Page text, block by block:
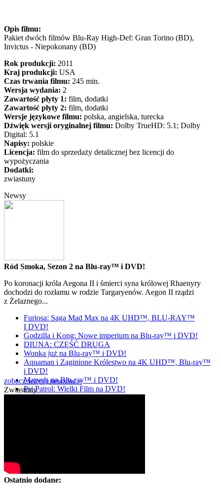
Opis filmu:
Pakiet dwóch filmów Blu-Ray High-Def: Gran Torino (BD),
Invictus - Niepokonany (BD)
Rok produkcji: 2011
Kraj produkcji: USA
Czas trwania filmu: 245 min.
Wersja wydania: 2
Zawartość płyty 1: film, dodatki
Zawartość płyty 2: film, dodatki
Wersje językowe filmu: polska, angielska, turecka
Dźwięk wersji oryginalnej filmu: Dolby TrueHD: 5.1; Dolby
Digital: 5.1
Napisy: polskie
Licencja: film do sprzedaży detalicznej bez licencji do
wypożyczania
Dodatki:
zwiastuny
Newsy
Ród Smoka, Sezon 2 na Blu-ray™ i DVD!
Po koronacji króla Aegona II i śmierci syna królowej Rhaenyry
dochodzi do rozłamu w rodzie Targaryenów. Aegon II rządzi
z Żelaznego...
Furiosa: Saga Mad Max na 4K UHD™, BLU-RAY™
I DVD!
Godzilla i Kong: Nowe imperium na Blu-ray™ i DVD!
DIUNA: CZĘŚĆ DRUGA
Wonka już na Blu-ray™ i DVD!
Aquaman i Zaginione Królestwo na 4K UHD™, Blu-ray™
i DVD!
Marvels na Blu-ray™ i DVD!
Psi Patrol: Wielki Film na DVD!
zobacz więcej newsów »
Zwiastuny
Ostatnio dodane: